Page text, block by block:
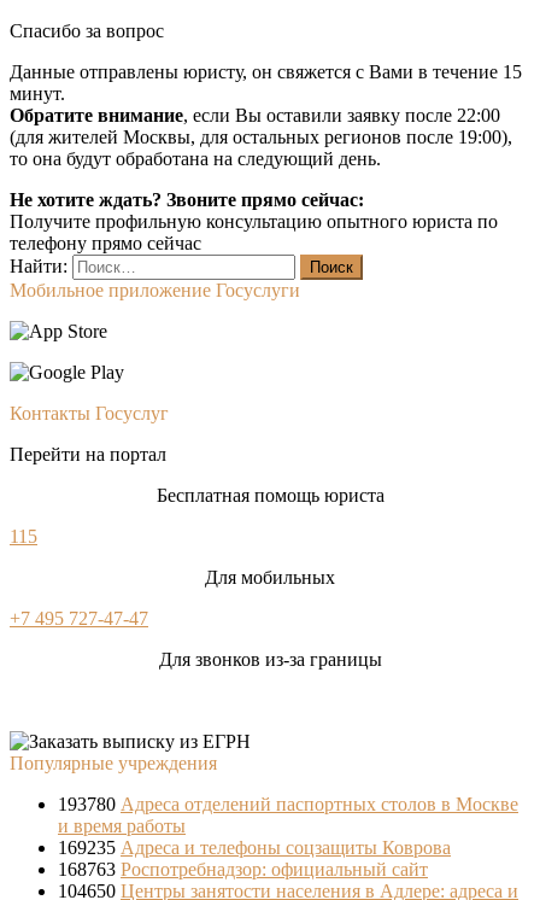
Спасибо за вопрос
Данные отправлены юристу, он свяжется с Вами в течение 15
минут.
Обратите внимание, если Вы оставили заявку после 22:00
(для жителей Москвы, для остальных регионов после 19:00),
то она будут обработана на следующий день.
Не хотите ждать? Звоните прямо сейчас:
Получите профильную консультацию опытного юриста по
телефону прямо сейчас
Найти:
Мобильное приложение Госуслуги
Контакты Госуслуг
Перейти на портал
Бесплатная помощь юриста
115
Для мобильных
+7 495 727-47-47
Для звонков из-за границы
Популярные учреждения
193780 Адреса отделений паспортных столов в Москве
и время работы
169235 Адреса и телефоны соцзащиты Коврова
168763 Роспотребнадзор: официальный сайт
104650 Центры занятости населения в Адлере: адреса и